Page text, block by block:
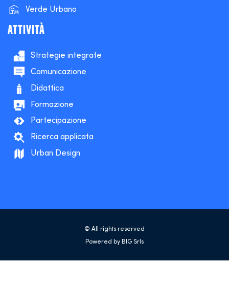
Verde Urbano
ATTIVITÀ
Strategie integrate
Comunicazione
Didattica
Formazione
Partecipazione
Ricerca applicata
Urban Design
© All rights reserved
Powered by BIG Srls